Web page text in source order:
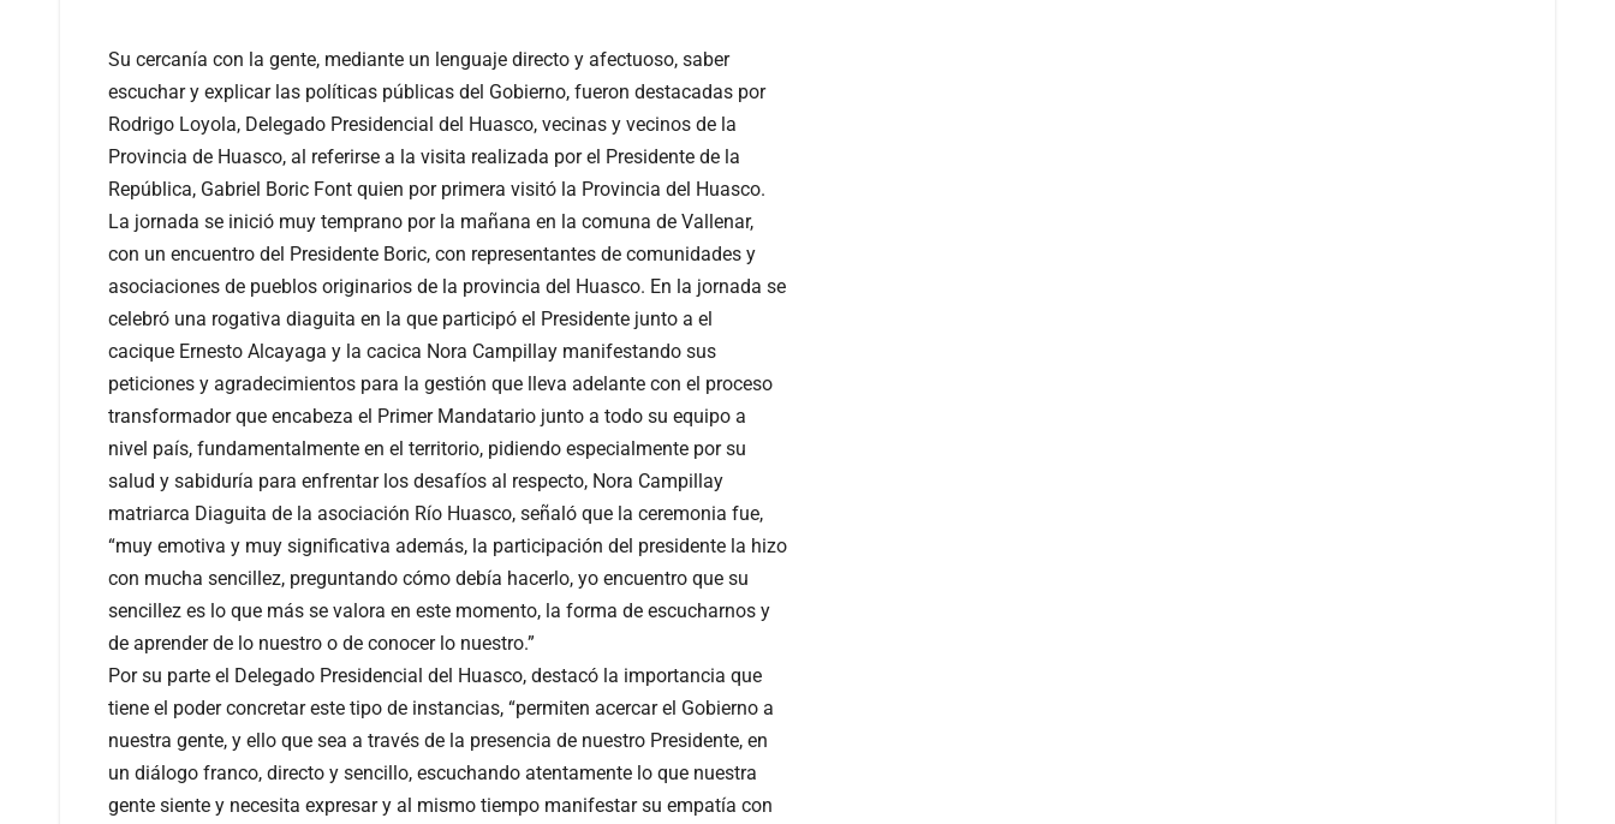
Su cercanía con la gente, mediante un lenguaje directo y afectuoso, saber
escuchar y explicar las políticas públicas del Gobierno, fueron destacadas por
Rodrigo Loyola, Delegado Presidencial del Huasco, vecinas y vecinos de la
Provincia de Huasco, al referirse a la visita realizada por el Presidente de la
República, Gabriel Boric Font quien por primera visitó la Provincia del Huasco.
La jornada se inició muy temprano por la mañana en la comuna de Vallenar,
con un encuentro del Presidente Boric, con representantes de comunidades y
asociaciones de pueblos originarios de la provincia del Huasco. En la jornada se
celebró una rogativa diaguita en la que participó el Presidente junto a el
cacique Ernesto Alcayaga y la cacica Nora Campillay manifestando sus
peticiones y agradecimientos para la gestión que lleva adelante con el proceso
transformador que encabeza el Primer Mandatario junto a todo su equipo a
nivel país, fundamentalmente en el territorio, pidiendo especialmente por su
salud y sabiduría para enfrentar los desafíos al respecto, Nora Campillay
matriarca Diaguita de la asociación Río Huasco, señaló que la ceremonia fue,
“muy emotiva y muy significativa además, la participación del presidente la hizo
con mucha sencillez, preguntando cómo debía hacerlo, yo encuentro que su
sencillez es lo que más se valora en este momento, la forma de escucharnos y
de aprender de lo nuestro o de conocer lo nuestro.”
Por su parte el Delegado Presidencial del Huasco, destacó la importancia que
tiene el poder concretar este tipo de instancias, “permiten acercar el Gobierno a
nuestra gente, y ello que sea a través de la presencia de nuestro Presidente, en
un diálogo franco, directo y sencillo, escuchando atentamente lo que nuestra
gente siente y necesita expresar y al mismo tiempo manifestar su empatía con